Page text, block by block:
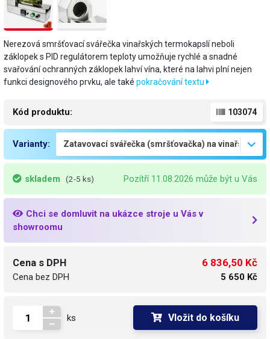
Nerezová smršťovací svářečka vinařských termokapslí neboli
záklopek s PID regulátorem teploty umožňuje rychlé a snadné
svařování ochranných záklopek lahví vína, které na lahvi plní nejen
funkci designového prvku, ale také pokračování textu
Kód produktu: 103074
Varianty:
skladem (2-5 ks) Pozítří 11.08.2026 může být u Vás
Chci se domluvit na ukázce stroje u Vás v
showroomu
Cena s DPH
Cena bez DPH
6 836,50 Kč
5 650 Kč
ks Vložit do košíku